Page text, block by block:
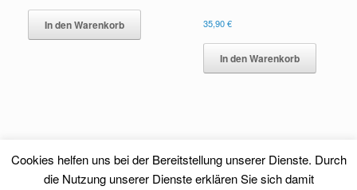
In den Warenkorb 35,90€
In den Warenkorb
Cookies helfen uns bei der Bereitstellung unserer Dienste. Durch
die Nutzung unserer Dienste erklären Sie sich damit